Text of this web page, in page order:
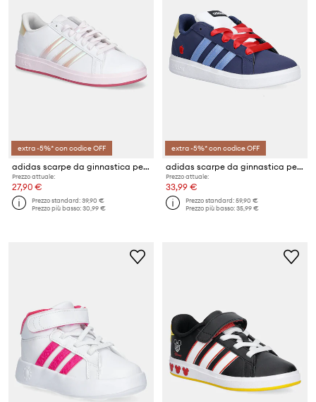
extra -5%* con codice OFF
adidas scarpe da ginnastica per bambini GRAND COURT 2.0
Prezzo attuale:
27,90 €
Prezzo standard:39,90 €
Prezzo più basso:30,99 €
extra -5%* con codice OFF
adidas scarpe da ginnastica per bambini GRAND COURT 00s SNOW WHITE
Prezzo attuale:
33,99 €
Prezzo standard:59,90 €
Prezzo più basso:35,99 €